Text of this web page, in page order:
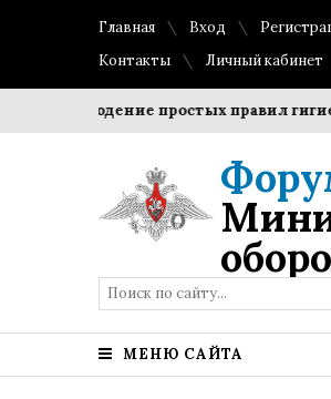
Главная Вход
Контакты
Личный кабинет
Соблюдение простых правил
МЕНЮ САЙТА